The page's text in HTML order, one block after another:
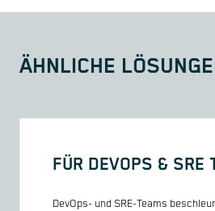
ÄHNLICHE
FÜR DEVOPS & SRE
DevOps- und SRE-Teams